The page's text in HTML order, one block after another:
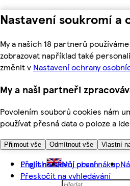
Nastavení soukromí a
My a našich 18 partnerů
zobrazovat například také
změnit v Nastavení ochrany
My a naši partneři
Povolením souborů cookies nám
používat přesná data o poloze a
Přijmout vše Odmítnout vše Vlastní
Přejít na hlavní obsah
Přeskočit na vyhledávání
English Můj první nákup